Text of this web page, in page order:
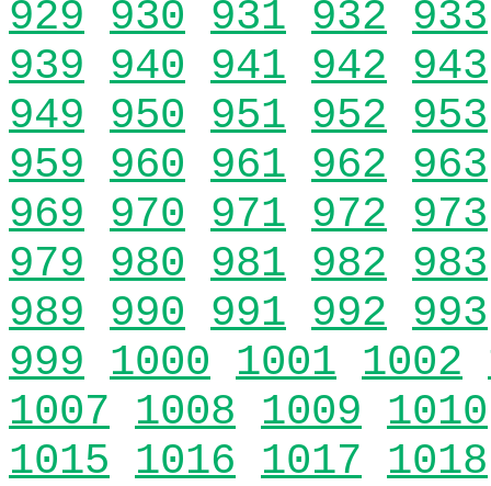
929 930 931 932 933
939 940 941 942 943
949 950 951 952 953
959 960 961 962 963
969 970 971 972 973
979 980 981 982 983
989 990 991 992 993
999 1000 1001 1002
1007 1008 1009 1010
1015 1016 1017 1018